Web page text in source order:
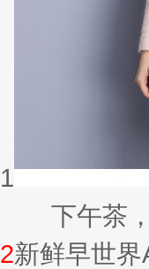
1
下午茶，
2新鲜早世